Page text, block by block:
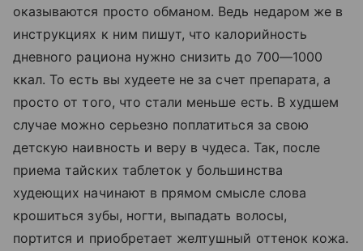
оказываются просто обманом. Ведь недаром же в
инструкциях к ним пишут, что калорийность
дневного рациона нужно снизить до 700—1000
ккал. То есть вы худеете не за счет препарата, а
просто от того, что стали меньше есть. В худшем
случае можно серьезно поплатиться за свою
детскую наивность и веру в чудеса. Так, после
приема тайских таблеток у большинства
худеющих начинают в прямом смысле слова
крошиться зубы, ногти, выпадать волосы,
портится и приобретает желтушный оттенок кожа.